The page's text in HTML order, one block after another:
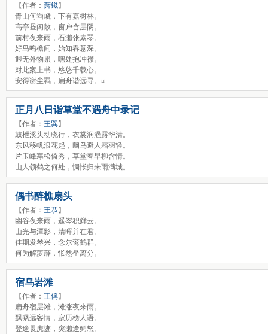
【作者： 萧鎡】
青山何岧峣，下有嘉树林。
高亭昼闲敞，窗户含层阴。
前村夜来雨，石濑张素琴。
好鸟鸣檐间，始知春意深。
迥无外物累，嘿处抱冲襟。
对此案上书，悠悠千载心。
安得谢尘羁，扁舟谐远寻。¤
正月八日诣草堂不遇舟中录记
【作者： 王巽】
鼓枻溪头动晓行，衣裳润浥露华清。
东风移帆浪花起，幽鸟避人霜羽轻。
片玉峰寒松倚秀，草堂春早柳含情。
山人领鹤之何处，惆怅归来雨满城。
偶书醉樵扇头
【作者： 王恭】
幽谷夜来雨，遥岑积鲜云。
山光与潭影，清晖并在君。
佳期发琴兴，念尔鸾鹤群。
何为解萝薜，怅然坐离分。
宿乌岩滩
【作者： 王偁】
扁舟宿层滩，滩涨夜来雨。
飘飖远客情，寂历榜人语。
登途畏虎迹，突濑逢鳄怒。